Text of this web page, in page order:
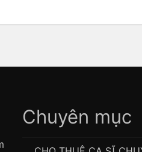
Chuyên mục